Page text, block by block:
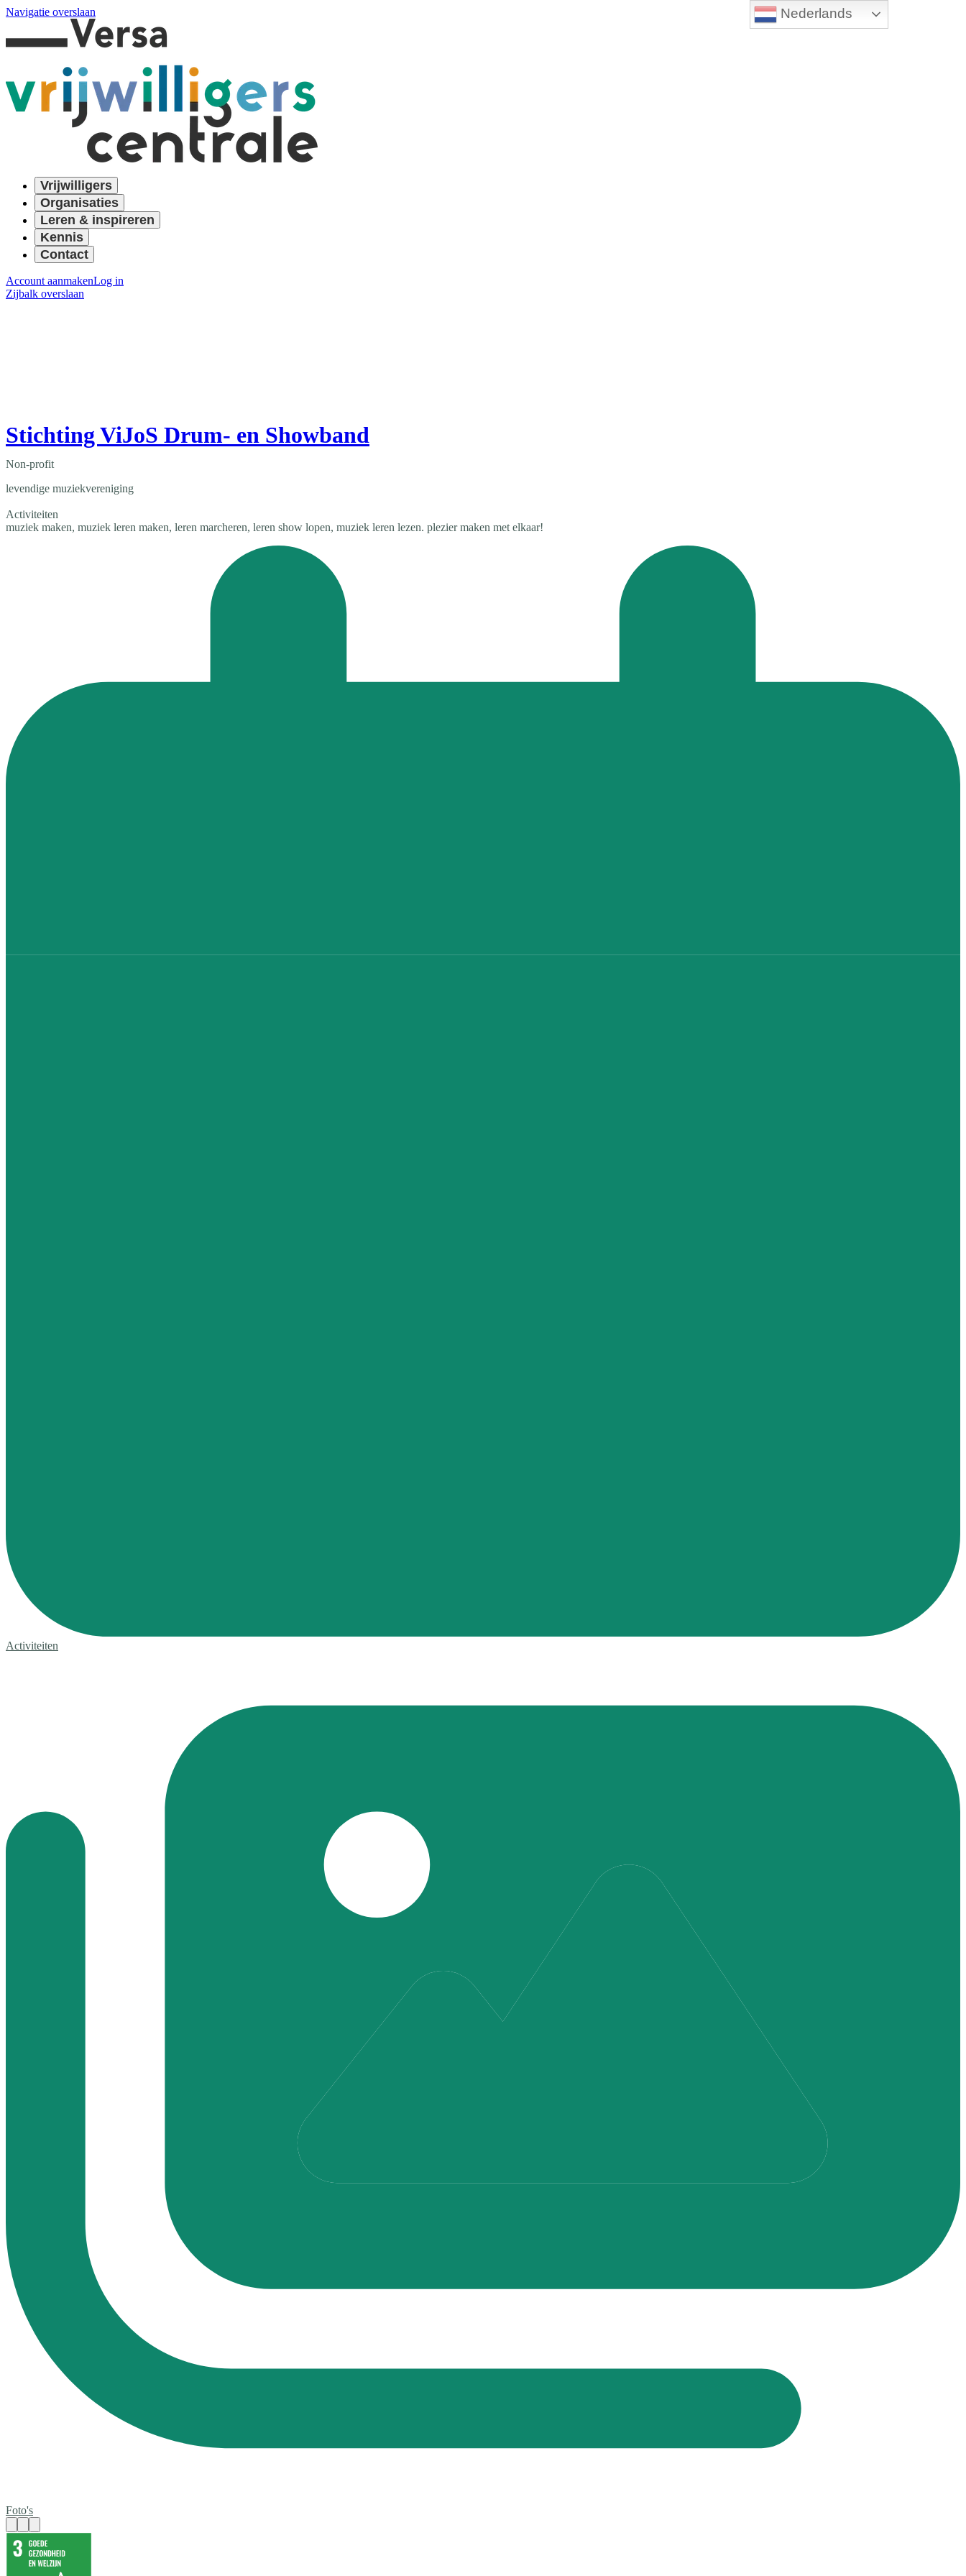
Nederlands
Navigatie overslaan
Vrijwilligers
Organisaties
Leren & inspireren
Kennis
Contact
Account aanmakenLog in
Zijbalk overslaan
Stichting ViJoS Drum- en Showband
Non-profit
levendige muziekvereniging
Activiteiten
muziek maken, muziek leren maken, leren marcheren, leren show lopen, muziek leren lezen. plezier maken met elkaar!
Activiteiten
Foto's